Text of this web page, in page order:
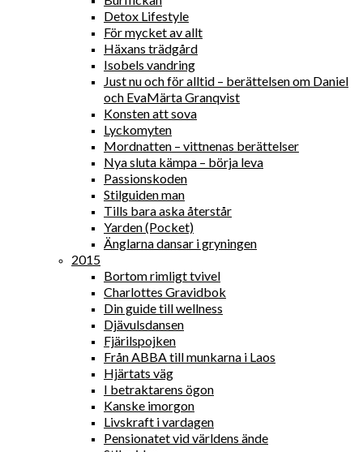
Detox Lifestyle
För mycket av allt
Häxans trädgård
Isobels vandring
Just nu och för alltid – berättelsen om Daniel
och EvaMärta Granqvist
Konsten att sova
Lyckomyten
Mordnatten – vittnenas berättelser
Nya sluta kämpa – börja leva
Passionskoden
Stilguiden man
Tills bara aska återstår
Yarden (Pocket)
Änglarna dansar i gryningen
2015
Bortom rimligt tvivel
Charlottes Gravidbok
Din guide till wellness
Djävulsdansen
Fjärilspojken
Från ABBA till munkarna i Laos
Hjärtats väg
I betraktarens ögon
Kanske imorgon
Livskraft i vardagen
Pensionatet vid världens ände